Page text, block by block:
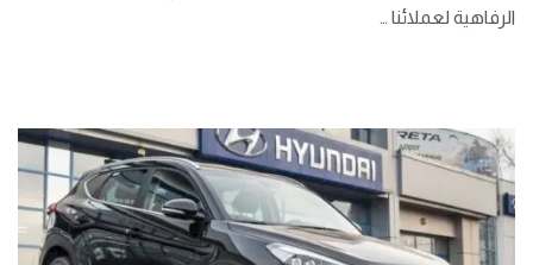
الرفاهية لعملائنا …